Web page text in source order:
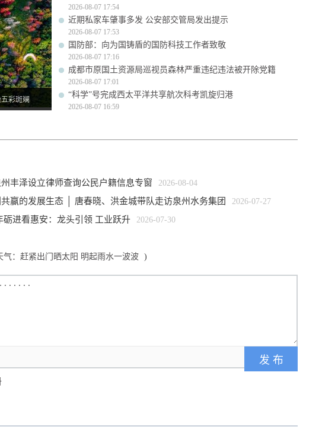
彩斑斓
2026-08-07 17:54
近期私家车肇事多发 公安部交管局发出提示
2026-08-07 17:53
国防部：向为国铸盾的国防科技工作者致敬
2026-08-07 17:16
成都市原国土资源局巡视员森林严重违纪违法被开除党籍
2026-08-07 17:01
“科学”号完成西太平洋共享航次科考凯旋归港
2026-08-07 16:59
丰泽设立律师查询公民户籍信息专窗 2026-08-04
赢的发展生态 │ 唐春晓、洪金城带队走访泉州水务集团 2026-07-27
砺进看惠安：龙头引领 工业跃升 2026-07-30
气：赶紧出门晒太阳 明起雨水一波波 )